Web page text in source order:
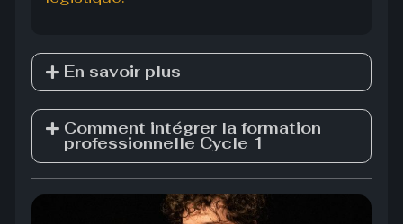
En savoir plus
Comment intégrer la formation
professionnelle Cycle 1